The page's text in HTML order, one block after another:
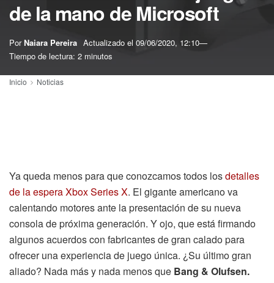
de la mano de Microsoft
Por Naiara Pereira Actualizado el 09/06/2020, 12:10
Tiempo de lectura: 2 minutos
Inicio Noticias
Ya queda menos para que conozcamos todos losdetalles
de la espera Xbox Series X. El gigante americano va
calentando motores ante la presentación de su nueva
consola de próxima generación. Y ojo, que está firmando
algunos acuerdos con fabricantes de gran calado para
ofrecer una experiencia de juego única. ¿Su último gran
aliado? Nada más y nada menos que Bang & Olufsen.